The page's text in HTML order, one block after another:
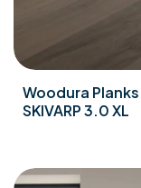
Woodura Planks
SKIVARP 3.0 XL